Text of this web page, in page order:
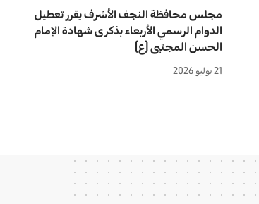
مجلس محافظة النجف الأشرف يقرر تعطيل
الدوام الرسمي الأربعاء بذكرى شهادة الإمام
الحسن المجتبى (ع)
21 يوليو 2026